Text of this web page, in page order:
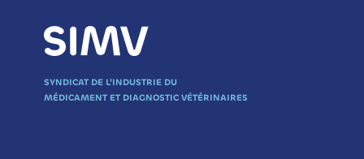
SYNDICAT DE L'INDUSTRIE DU
MÉDICAMENT ET DIAGNOSTIC VÉTÉRINAIRES